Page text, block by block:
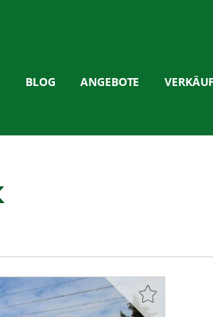
BLOG ANGEBOTE